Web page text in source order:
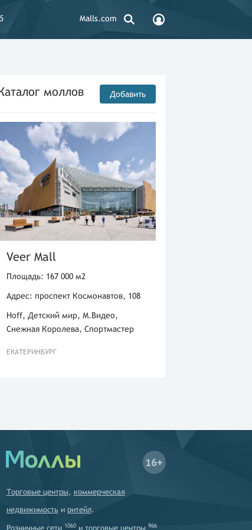
Malls.com
моллов Добавить
Veer Mall
Площадь: 167 000 м2
Адрес: проспект Космонавтов, 108
Hoff, Детский мир, М.Видео,
Снежная Королева, Спортмастер
ЕКАТЕРИНБУРГ
16+
Торговые центры, коммерческая
недвижимость и ритейл.
1060 966